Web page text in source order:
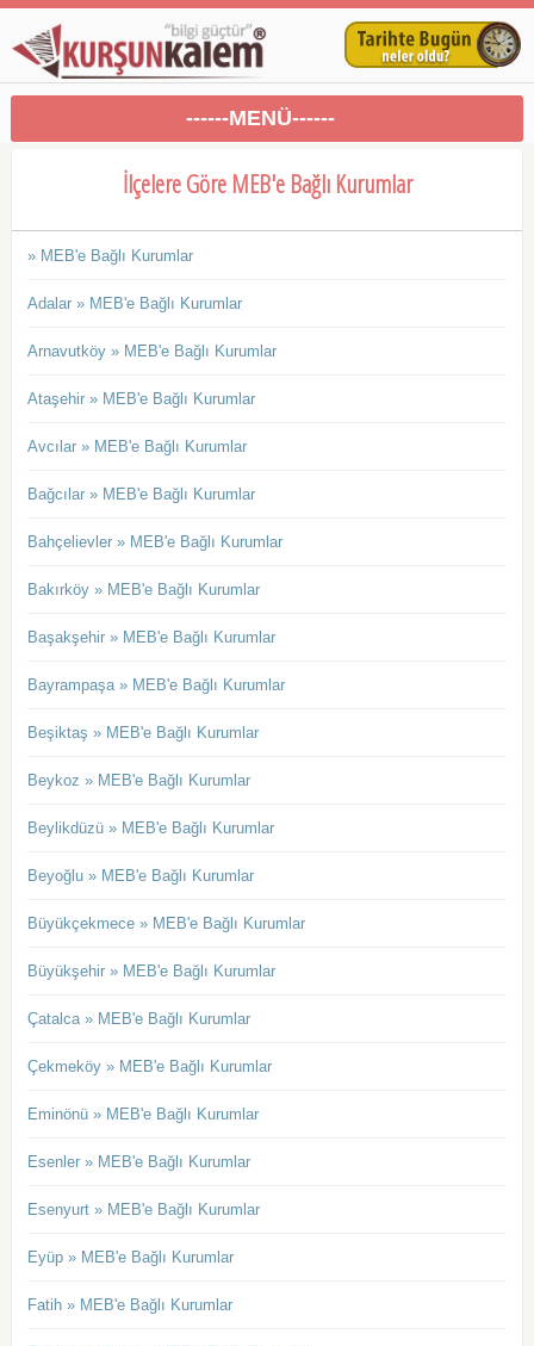
------MENÜ------
İlçelere Göre MEB'e Bağlı Kurumlar
» MEB'e Bağlı Kurumlar
Adalar » MEB'e Bağlı Kurumlar
Arnavutköy » MEB'e Bağlı Kurumlar
Ataşehir » MEB'e Bağlı Kurumlar
Avcılar » MEB'e Bağlı Kurumlar
Bağcılar » MEB'e Bağlı Kurumlar
Bahçelievler » MEB'e Bağlı Kurumlar
Bakırköy » MEB'e Bağlı Kurumlar
Başakşehir » MEB'e Bağlı Kurumlar
Bayrampaşa » MEB'e Bağlı Kurumlar
Beşiktaş » MEB'e Bağlı Kurumlar
Beykoz » MEB'e Bağlı Kurumlar
Beylikdüzü » MEB'e Bağlı Kurumlar
Beyoğlu » MEB'e Bağlı Kurumlar
Büyükçekmece » MEB'e Bağlı Kurumlar
Büyükşehir » MEB'e Bağlı Kurumlar
Çatalca » MEB'e Bağlı Kurumlar
Çekmeköy » MEB'e Bağlı Kurumlar
Eminönü » MEB'e Bağlı Kurumlar
Esenler » MEB'e Bağlı Kurumlar
Esenyurt » MEB'e Bağlı Kurumlar
Eyüp » MEB'e Bağlı Kurumlar
Fatih » MEB'e Bağlı Kurumlar